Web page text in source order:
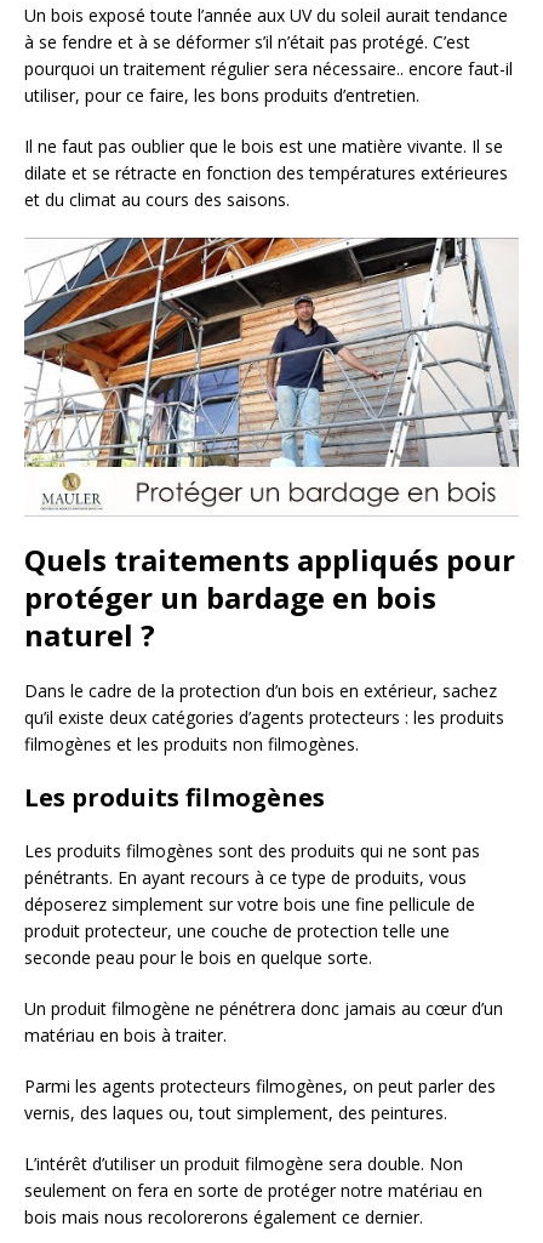
Un bois exposé toute l’année aux UV du soleil aurait tendance
à se fendre et à se déformer s’il n’était pas protégé. C’est
pourquoi un traitement régulier sera nécessaire.. encore faut-il
utiliser, pour ce faire, les bons produits d’entretien.
Il ne faut pas oublier que le bois est une matière vivante. Il se
dilate et se rétracte en fonction des températures extérieures
et du climat au cours des saisons.
Quels traitements appliqués pour
protéger un bardage en bois
naturel ?
Dans le cadre de la protection d’un bois en extérieur, sachez
qu’il existe deux catégories d’agents protecteurs : les produits
filmogènes et les produits non filmogènes.
Les produits filmogènes
Les produits filmogènes sont des produits qui ne sont pas
pénétrants. En ayant recours à ce type de produits, vous
déposerez simplement sur votre bois une fine pellicule de
produit protecteur, une couche de protection telle une
seconde peau pour le bois en quelque sorte.
Un produit filmogène ne pénétrera donc jamais au cœur d’un
matériau en bois à traiter.
Parmi les agents protecteurs filmogènes, on peut parler des
vernis, des laques ou, tout simplement, des peintures.
L’intérêt d’utiliser un produit filmogène sera double. Non
seulement on fera en sorte de protéger notre matériau en
bois mais nous recolorerons également ce dernier.